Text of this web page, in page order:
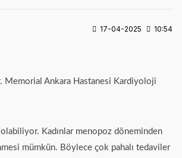
17-04-2025 10:54
Memorial Ankara Hastanesi Kardiyoloji
Kadınlar menopoz döneminden
mümkün. Böylece çok pahalı tedaviler